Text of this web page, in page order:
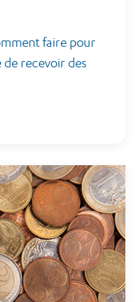
faire pour
recevoir des